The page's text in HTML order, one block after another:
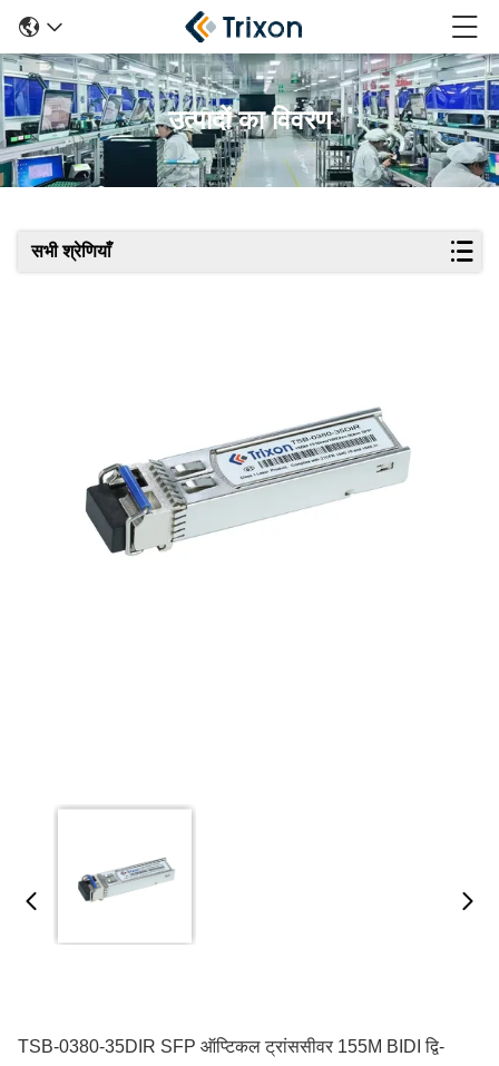
उत्पादों का विवरण
सभी श्रेणियाँ
TSB-0380-35DIR SFP ऑप्टिकल ट्रांससीवर 155M BIDI द्वि-